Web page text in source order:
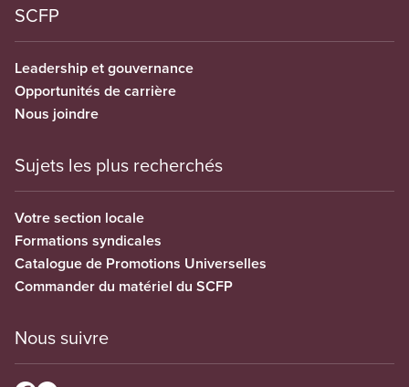
SCFP
Leadership et gouvernance
Opportunités de carrière
Nous joindre
Sujets les plus recherchés
Votre section locale
Formations syndicales
Catalogue de Promotions Universelles
Commander du matériel du SCFP
Nous suivre